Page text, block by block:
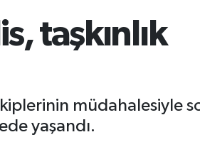
GRAM ALTIN
6500.87
%0.12
BİST100
taşkınlık
müdahalesiyle
yaşandı.